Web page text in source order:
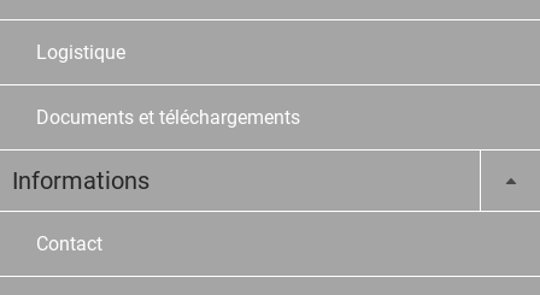
Logistique
Documents et téléchargements
Informations
Contact